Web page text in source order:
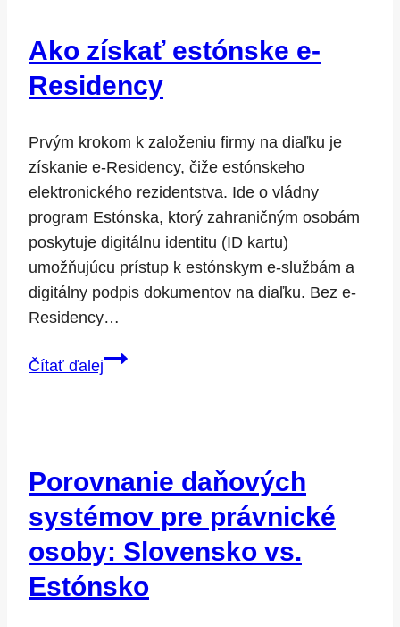
online
krok
za
Ako získať estónske e-
Residency
Prvým krokom k založeniu firmy na diaľku je
získanie e-Residency, čiže estónskeho
elektronického rezidentstva. Ide o vládny
program Estónska, ktorý zahraničným osobám
poskytuje digitálnu identitu (ID kartu)
umožňujúcu prístup k estónskym e-službám a
digitálny podpis dokumentov na diaľku. Bez e-
Residency…
Čítať ďalejAko
Porovnanie daňových
systémov pre právnické
osoby: Slovensko vs.
Estónsko